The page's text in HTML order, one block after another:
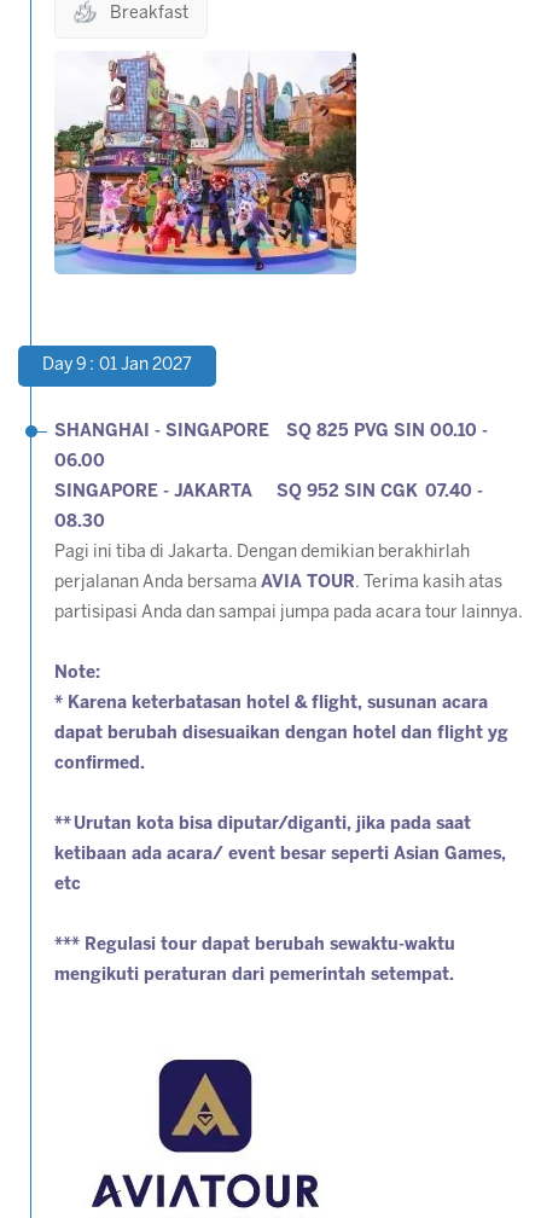
Breakfast
Day 9 : 01 Jan 2027
SHANGHAI - SINGAPORE SQ 825 PVG SIN 00.10 -
06.00
SINGAPORE - JAKARTA SQ 952 SIN CGK 07.40 -
08.30
Pagi ini tiba di Jakarta. Dengan demikian berakhirlah
perjalanan Anda bersama AVIA TOUR. Terima kasih atas
partisipasi Anda dan sampai jumpa pada acara tour lainnya.
Note:
* Karena keterbatasan hotel & flight, susunan acara
dapat berubah disesuaikan dengan hotel dan flight yg
confirmed.
** Urutan kota bisa diputar/diganti, jika pada saat
ketibaan ada acara/ event besar seperti Asian Games,
etc
*** Regulasi tour dapat berubah sewaktu-waktu
mengikuti peraturan dari pemerintah setempat.